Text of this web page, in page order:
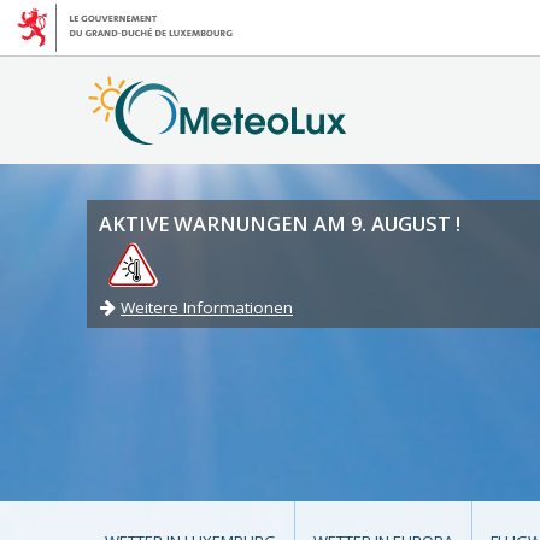
AKTIVE WARNUNGEN AM 9. AUGUST !
Weitere Informationen